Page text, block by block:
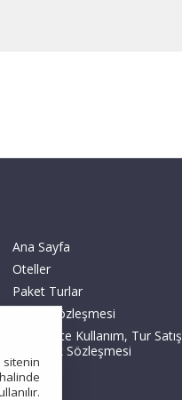
Ana Sayfa
Oteller
Paket Turlar
Gizlilik Sözleşmesi
KVKK, Site Kullanım, Tur Satış
ve Üyelik Sözleşmesi